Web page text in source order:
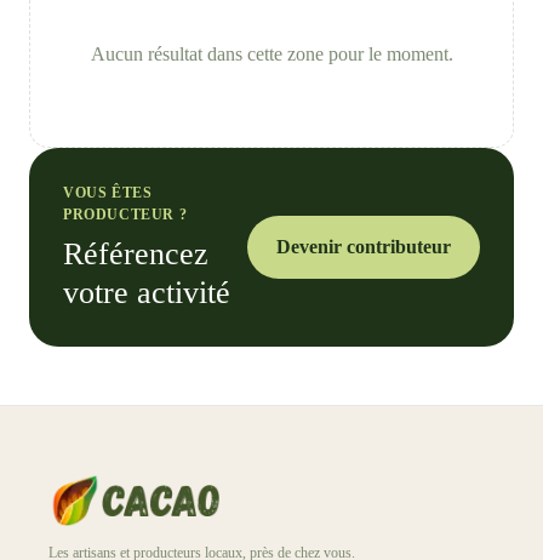
Aucun résultat dans cette zone pour le moment.
VOUS ÊTES
PRODUCTEUR ?
Référencez
votre activité
Devenir contributeur
Les artisans et producteurs locaux, près de chez vous.